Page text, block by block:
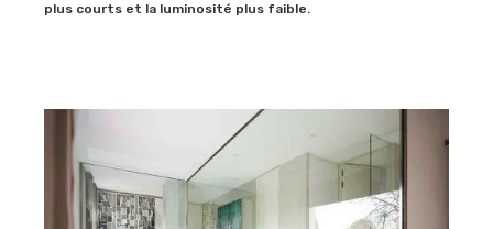
plus courts et la luminosité plus faible.